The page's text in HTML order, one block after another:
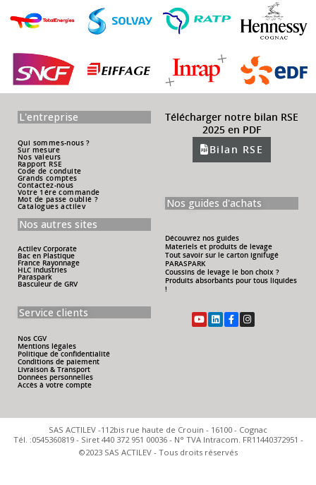
L'entreprise
Qui sommes-nous ?
Sur mesure
Nos valeurs
Rapport RSE
Code de conduite
Grands comptes
Contactez-nous
Votre 1ére commande
Mot de passe oublié ?
Catalogues actilev
Télécharger notre bilan RSE
2025 en PDF
Bilan RSE
Nos autres sites
Actilev Corporate
Bac en Plastique
France Rayonnage
HLC Industries
Paraspark
Basculeur de GRV
Nos guides d'achats
Découvrez nos guides
Materiels et produits de levage
Tout savoir sur le carton ignifugé
PARASPARK
Coussins de levage le bon choix ?
Produits absorbants pour tous liquides
!
Service clients
Nos CGV
Mentions légales
Politique de confidentialité
Conditions de paiement
Livraison & Transport
Données personnelles
Accès à votre compte
SAS ACTILEV -112bis rue haute de Crouin - 16100 - Cognac
Tél. :0545360819 - Siret 440 372 951 00036 - N° TVA Intracom. FR11440372951 -
©2023 SAS ACTILEV - Tous droits réservés​